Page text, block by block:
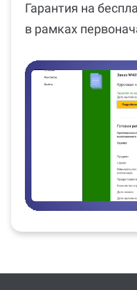
Гарантия на
в рамках